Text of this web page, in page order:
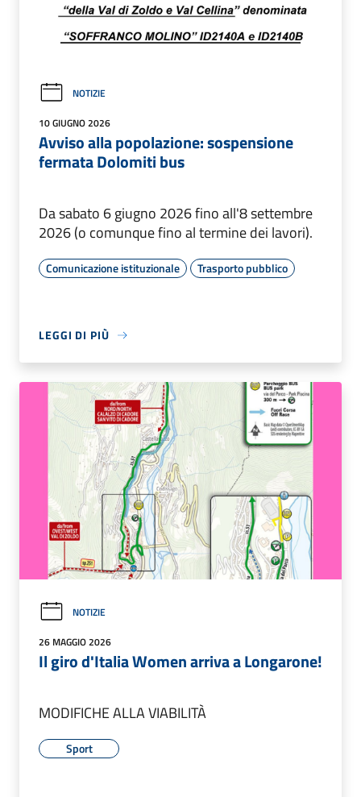
NOTIZIE
10 GIUGNO 2026
Avviso alla popolazione: sospensione
fermata Dolomiti bus
Da sabato 6 giugno 2026 fino all'8 settembre
2026 (o comunque fino al termine dei lavori).
Comunicazione istituzionale Trasporto pubblico
LEGGI DI PIÙ
NOTIZIE
26 MAGGIO 2026
Il giro d'Italia Women arriva a Longarone!
MODIFICHE ALLA VIABILITÀ
Sport